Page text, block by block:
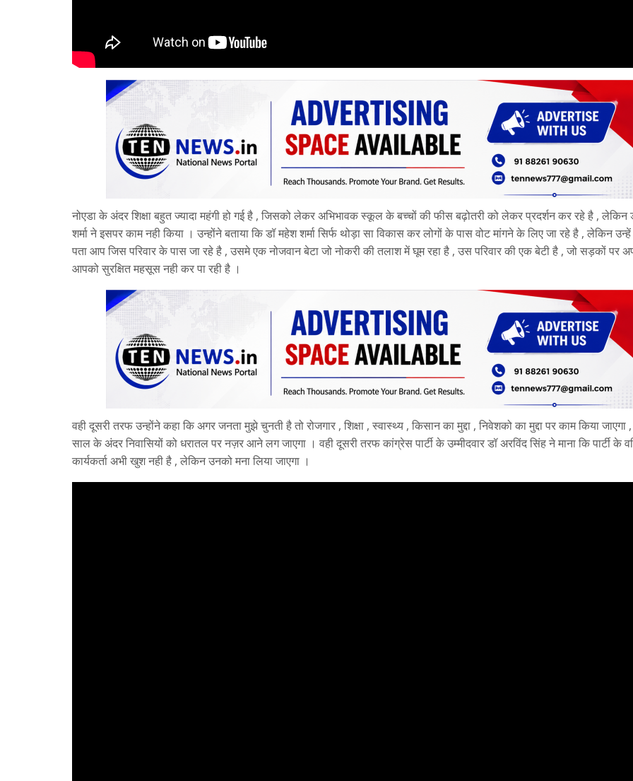
नोएडा के अंदर शिक्षा बहुत ज्यादा महंगी हो गई है , जिसको लेकर अभिभावक स्कूल के बच्चों की फीस बढ़ोतरी को लेकर प्रदर्शन कर रहे है , लेकिन
शर्मा ने इसपर काम नही किया । उन्होंने बताया कि डॉ महेश शर्मा सिर्फ थोड़ा सा विकास कर लोगों के पास वोट मांगने के लिए जा रहे है , लेकिन
पता आप जिस परिवार के पास जा रहे है , उसमे एक नोजवान बेटा जो नोकरी की तलाश में घूम रहा है , उस परिवार की एक बेटी है , जो सड़कों पर
आपको सुरक्षित महसूस नही कर पा रही है ।
वही दूसरी तरफ उन्होंने कहा कि अगर जनता मुझे चुनती है तो रोजगार , शिक्षा , स्वास्थ्य , किसान का मुद्दा , निवेशको का मुद्दा पर काम किया जाएगा
साल के अंदर निवासियों को धरातल पर नज़र आने लग जाएगा । वही दूसरी तरफ कांग्रेस पार्टी के उम्मीदवार डॉ अरविंद सिंह ने माना कि पार्टी के
कार्यकर्ता अभी खुश नही है , लेकिन उनको मना लिया जाएगा ।